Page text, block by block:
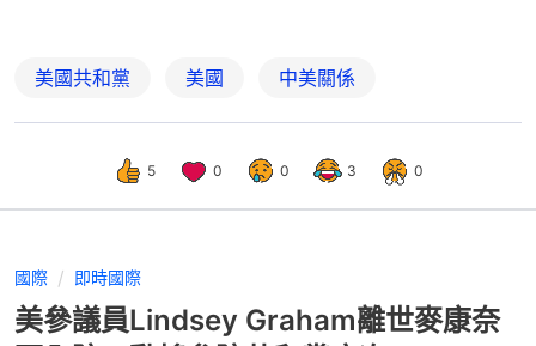
美國共和黨 美國 中美關係
5 0 0 3 0
國際 即時國際
美參議員Lindsey Graham離世麥康奈